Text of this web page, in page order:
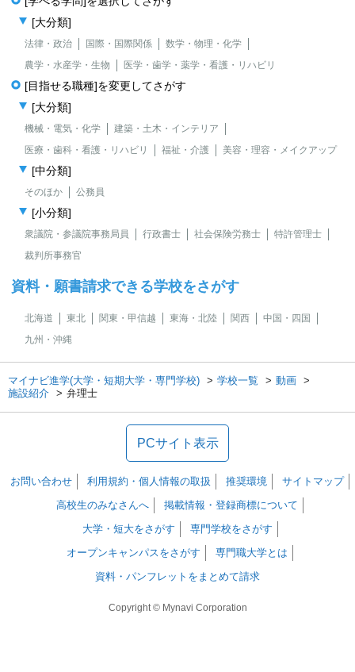
[大分類]
法律・政治 国際・国際関係
数学・物理・化学
農学・水産学・生物
医学・歯学・薬学・看護・リハビリ
[目指せる職種]を変更してさがす
[大分類]
機械・電気・化学
建築・土木・インテリア
医療・歯科・看護・リハビリ
福祉・介護 美容・理容・メイクアップ
[中分類]
そのほか 公務員
[小分類]
衆議院・参議院事務局員 行政書士 社会保険労務士
特許管理士
裁判所事務官
資料・願書請求できる学校をさがす
北海道 東北 関東・甲信越 東海・北陸 関西
中国・四国
九州・沖縄
マイナビ進学(大学・短期大学・専門学校) 学校一覧
動画
施設紹介
弁理士
PCサイト表示
お問い合わせ 利用規約・個人情報の取扱 推奨環境
サイトマップ
高校生のみなさんへ
掲載情報・登録商標について
大学・短大をさがす
専門学校をさがす
オープンキャンパスをさがす
専門職大学とは
資料・パンフレットをまとめて請求
Copyright © Mynavi Corporation